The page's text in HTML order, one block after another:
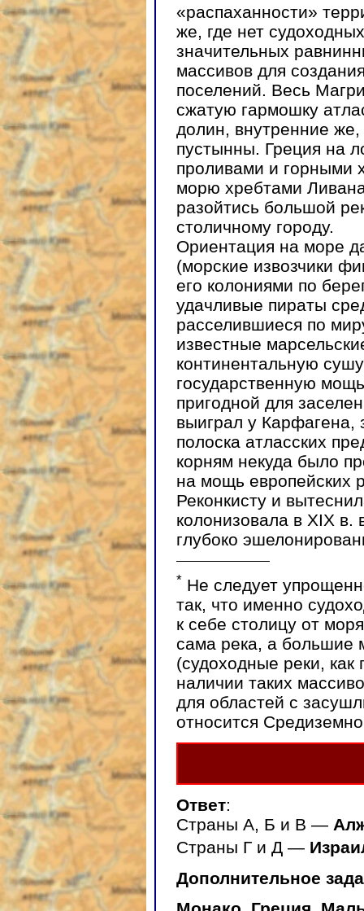
«распаханности»
же, где нет
значительных
массивов для
поселений. Весь
сжатую гармошку
долин, внутренние
пустынны. Греция на
проливами и горными
морю хребтами
разойтись большой
столичному городу.
Ориентация на море
(морские извозчики
его колониями по
удачливые пираты
расселившиеся по
известные
континентальную
государственную
пригодной для
выиграл у Карфагена,
полоска атласских
корням некуда было
на мощь европейских
Реконкисту и
колонизовала в XIX в.
глубоко
* Не следует
так, что именно
к себе столицу от
сама река, а большие
(судоходные реки,
наличии таких
для областей с
относится
Ответ:
Страны А, Б и В —
Страны Г и Д —
Дополнительное